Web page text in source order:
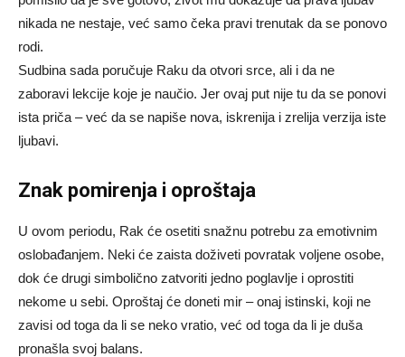
nikada ne nestaje, već samo čeka pravi trenutak da se ponovo
rodi.
Sudbina sada poručuje Raku da otvori srce, ali i da ne
zaboravi lekcije koje je naučio. Jer ovaj put nije tu da se ponovi
ista priča – već da se napiše nova, iskrenija i zrelija verzija iste
ljubavi.
Znak pomirenja i oproštaja
U ovom periodu, Rak će osetiti snažnu potrebu za emotivnim
oslobađanjem. Neki će zaista doživeti povratak voljene osobe,
dok će drugi simbolično zatvoriti jedno poglavlje i oprostiti
nekome u sebi. Oproštaj će doneti mir – onaj istinski, koji ne
zavisi od toga da li se neko vratio, već od toga da li je duša
pronašla svoj balans.